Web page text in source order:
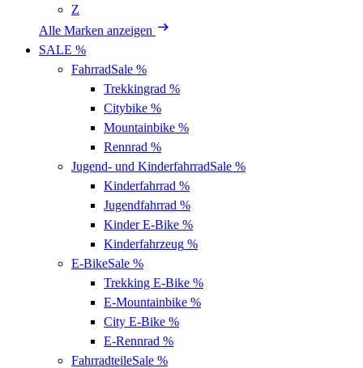
Z
Alle Marken anzeigen
SALE %
FahrradSale %
Trekkingrad %
Citybike %
Mountainbike %
Rennrad %
Jugend- und KinderfahrradSale %
Kinderfahrrad %
Jugendfahrrad %
Kinder E-Bike %
Kinderfahrzeug %
E-BikeSale %
Trekking E-Bike %
E-Mountainbike %
City E-Bike %
E-Rennrad %
FahrradteileSale %